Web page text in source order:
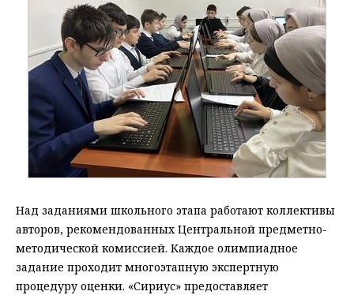
Над заданиями школьного этапа работают коллективы
авторов, рекомендованных Центральной предметно-
методической комиссией. Каждое олимпиадное
задание проходит многоэтапную экспертную
процедуру оценки. «Сириус» предоставляет